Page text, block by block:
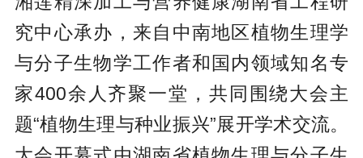
究中心承办，来自中南地区植物生理学
与分子生物学工作者和国内领域知名专
家400余人齐聚一堂，共同围绕大会主
题“植物生理与种业振兴”展开学术交流。